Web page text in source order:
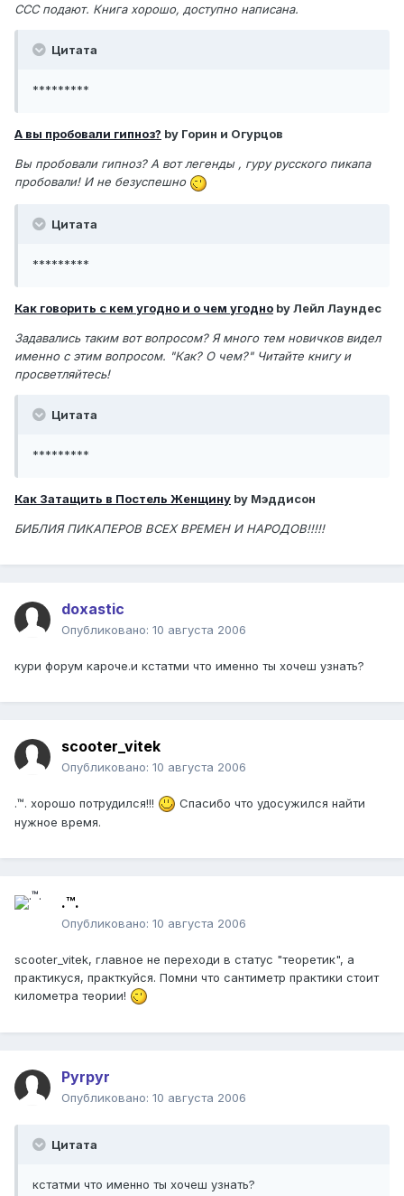
ССС подают. Книга хорошо, доступно написана.
Цитата
*********
А вы пробовали гипноз? by Горин и Огурцов
Вы пробовали гипноз? А вот легенды , гуру русского пикапа
пробовали! И не безуспешно
Цитата
*********
Как говорить с кем угодно и о чем угодно by Лейл Лаундес
Задавались таким вот вопросом? Я много тем новичков видел
именно с этим вопросом. "Как? О чем?" Читайте книгу и
просветляйтесь!
Цитата
*********
Как Затащить в Постель Женщину by Мэддисон
БИБЛИЯ ПИКАПЕРОВ ВСЕХ ВРЕМЕН И НАРОДОВ!!!!!
doxastic
Опубликовано: 10 августа 2006
кури форум кароче.и кстатми что именно ты хочеш узнать?
scooter_vitek
Опубликовано: 10 августа 2006
.™. хорошо потрудился!!!
Спасибо что удосужился найти
нужное время.
.™.
Опубликовано: 10 августа 2006
scooter_vitek, главное не переходи в статус "теоретик", а
практикуся, практкуйся. Помни что сантиметр практики стоит
километра теории!
Pyrpyr
Опубликовано: 10 августа 2006
Цитата
кстатми что именно ты хочеш узнать?